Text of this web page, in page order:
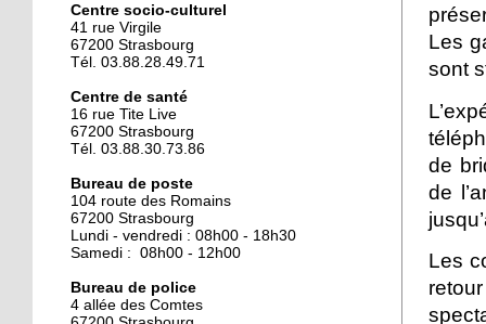
La maison du compost
recherche une personne
en service civique
18 octobre 2018
L’isolement des seniors
n’est pas une fatalité
18 octobre 2018
J'ai tenté le loto-bingo
18 octobre 2018
Centre socio-culturel
41 rue Virgile
67200 Strasbourg
Tél. 03.88.28.49.71
Centre de santé
16 rue Tite Live
67200 Strasbourg
Tél. 03.88.30.73.86
Bureau de poste
104 route des Romains
67200 Strasbourg
Lundi - vendredi : 08h00 - 18h30
Samedi : 08h00 - 12h00
Bureau de police
4 allée des Comtes
Les
sont
de
de
Les